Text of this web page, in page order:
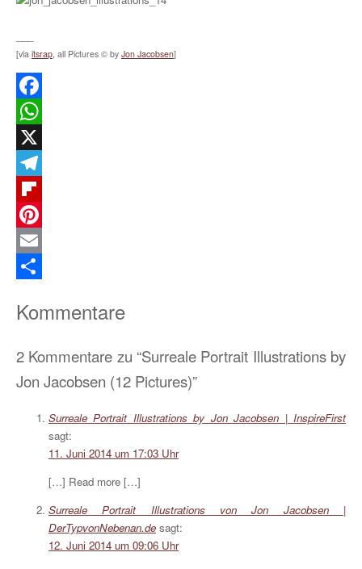
[via itsrap , all Pictures © by Jon Jacobsen]
Facebook
WhatsApp
X
Telegram
Flipboard
Pinterest
Email
Kommentare
2 Kommentare zu “Surreale Portrait Illustrations by
Jon Jacobsen (12 Pictures)”
Surreale Portrait Illustrations by Jon Jacobsen | InspireFirst
sagt:
11. Juni 2014 um 17:03 Uhr
[…] Read more […]
Surreale Portrait Illustrations von Jon Jacobsen |
DerTypvonNebenan.de sagt:
12. Juni 2014 um 09:06 Uhr